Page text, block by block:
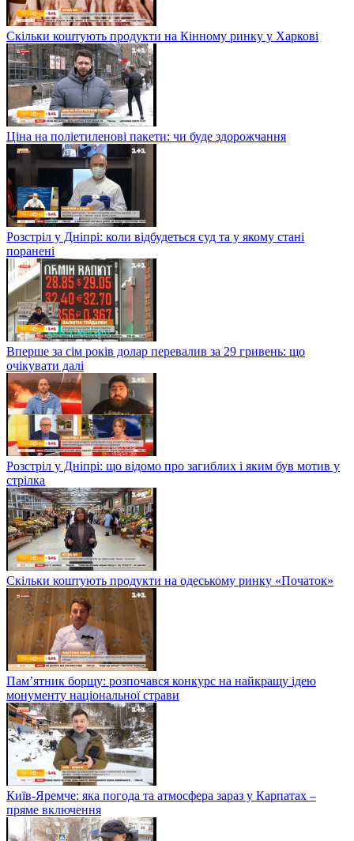
Скільки коштують продукти на Кінному ринку у Харкові
Ціна на поліетиленові пакети: чи буде здорожчання
Розстріл у Дніпрі: коли відбудеться суд та у якому стані
поранені
Вперше за сім років долар перевалив за 29 гривень: що
очікувати далі
Розстріл у Дніпрі: що відомо про загиблих і яким був мотив у
стрілка
Скільки коштують продукти на одеському ринку «Початок»
Пам’ятник борщу: розпочався конкурс на найкращу ідею
монументу національної страви
Київ-Яремче: яка погода та атмосфера зараз у Карпатах –
пряме включення